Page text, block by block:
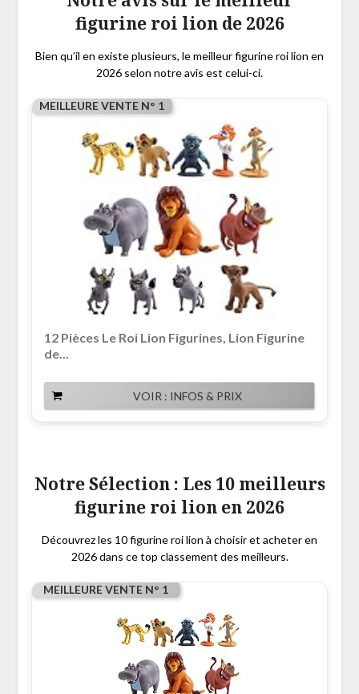
figurine roi lion de 2026
Bien qu’il en existe plusieurs, le meilleur figurine roi lion en
2026 selon notre avis est celui-ci.
MEILLEURE VENTE N° 1
12 Pièces Le Roi Lion Figurines, Lion Figurine
de...
VOIR : INFOS & PRIX
Notre Sélection : Les 10 meilleurs
figurine roi lion en 2026
Découvrez les 10 figurine roi lion à choisir et acheter en
2026 dans ce top classement des meilleurs.
MEILLEURE VENTE N° 1